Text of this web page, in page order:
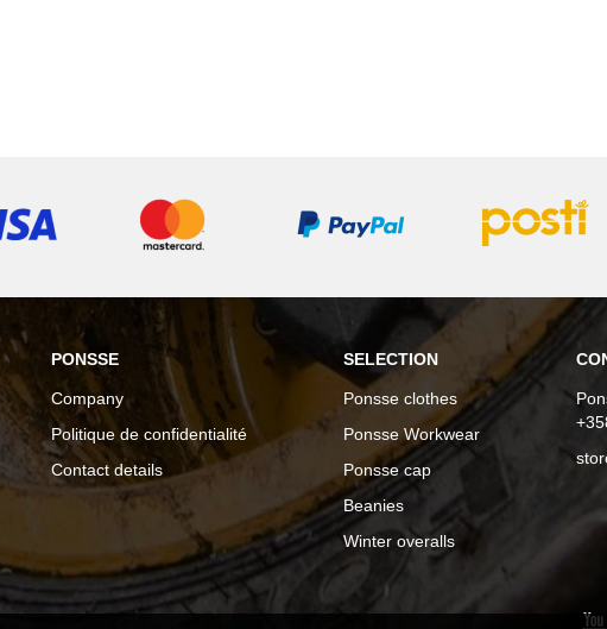
PONSSE
Company
Politique de confidentialité
Contact details
SELECTION
Ponsse clothes
Ponsse Workwear
Ponsse cap
Beanies
Winter overalls